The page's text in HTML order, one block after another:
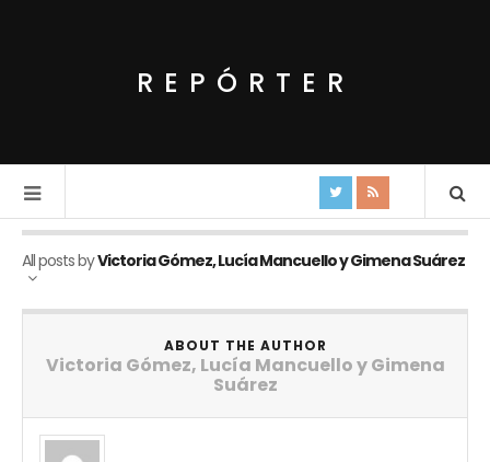
REPÓRTER
All posts byVictoria Gómez, Lucía Mancuello y Gimena Suárez
ABOUT THE AUTHOR
Victoria Gómez, Lucía Mancuello y Gimena
Suárez